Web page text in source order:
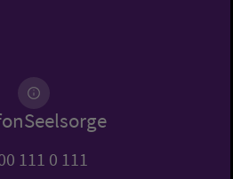
111 0 111